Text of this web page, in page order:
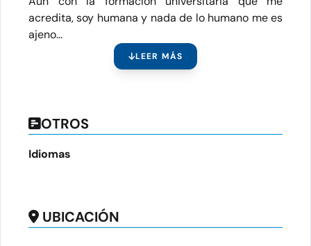
acredita, soy humana y nada de lo humano me es
ajeno...
LEER MÁS
OTROS
Idiomas
UBICACIÓN